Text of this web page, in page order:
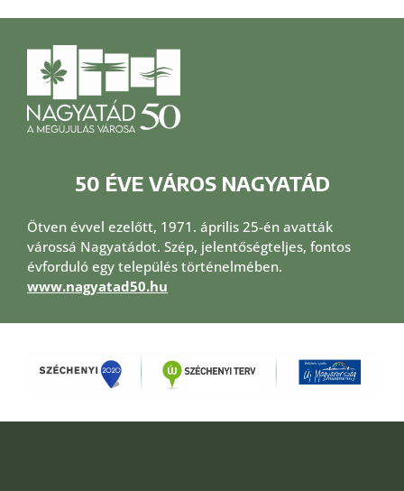
50 ÉVE VÁROS NAGYATÁD
Ötven évvel ezelőtt, 1971. április 25-én avatták
várossá Nagyatádot. Szép, jelentőségteljes, fontos
évforduló egy település történelmében.
www.nagyatad50.hu